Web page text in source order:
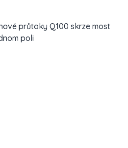
průtoky Q100 skrze most
poli